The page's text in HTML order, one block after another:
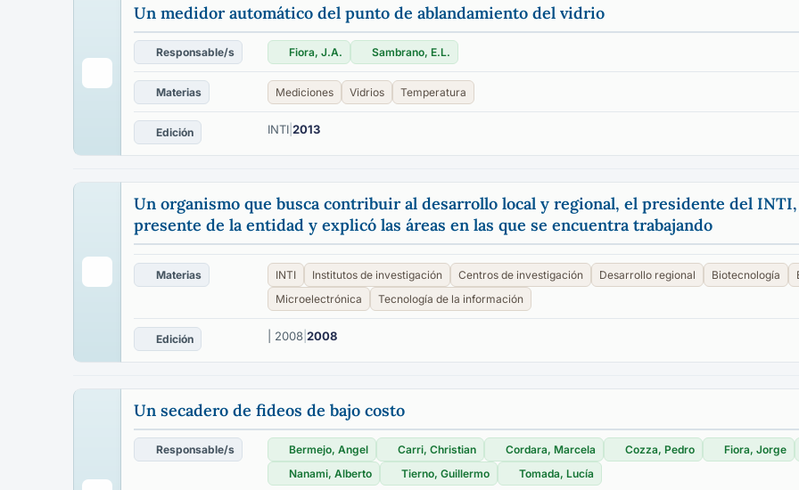
Un medidor automático del punto de ablandamiento del vidrio
Responsable/s Fiora, J.A. Sambrano, E.L.
Materias Mediciones Vidrios Temperatura
Edición INTI 2013
Un organismo que busca contribuir al desarrollo local y regional, el presidente del
presente de la entidad y explicó las áreas en las que se encuentra trabajando
Materias INTI Institutos de investigación Centros de investigación Desarrollo regional Biotecnología
Microelectrónica
Tecnología de la información
Edición | 2008 2008
Un secadero de fideos de bajo costo
Responsable/s Bermejo, Angel Carri, Christian Cordara, Marcela Cozza, Pedro Fiora, Jorge
Nanami, Alberto
Tierno, Guillermo Tomada, Lucía